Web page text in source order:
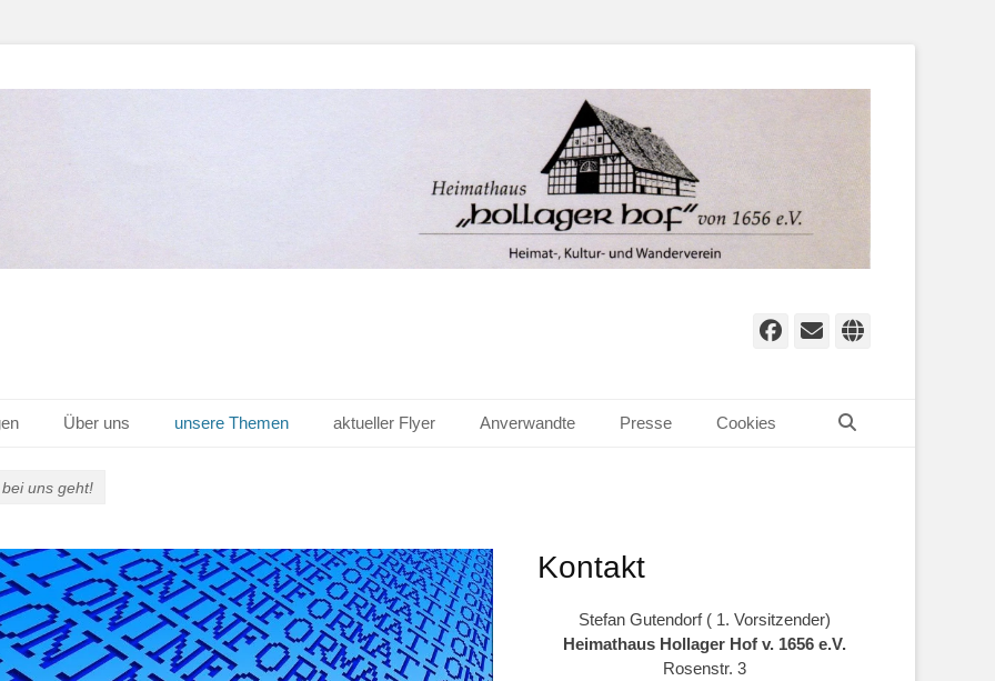
Facebook
E-
Website
Über uns unsere Themen aktueller Flyer Anverwandte Presse Cookies
uns geht!
Kontakt
Stefan Gutendorf ( 1. Vorsitzender)
Heimathaus Hollager Hof v. 1656 e.V.
Rosenstr. 3